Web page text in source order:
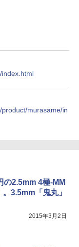
index.html
murasame/in
の2.5mm 4極-MM
3.5mm「鬼丸」
2015年3月2日